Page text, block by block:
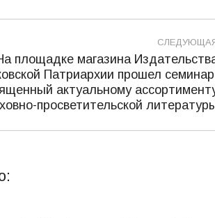
площадке магазина
Патриархии прошел
актуальному
просветительской